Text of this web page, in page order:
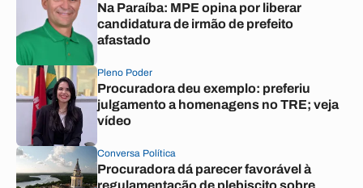
Na Paraíba: MPE opina por liberar
candidatura de irmão de prefeito
afastado
Pleno Poder
Procuradora deu exemplo: preferiu
julgamento a homenagens no TRE; veja
vídeo
Conversa Política
Procuradora dá parecer favorável à
regulamentação de plebiscito sobre